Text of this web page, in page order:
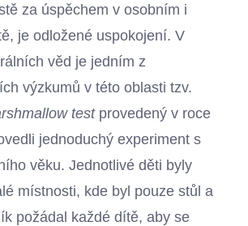
za úspěchem v osobním i
je odložené uspokojení. V
věd je jedním z
výzkumů v této oblasti tzv.
testprovedený v roce
jednoduchý experiment s
věku. Jednotlivé děti byly
místnosti, kde byl pouze stůl a
požádal každé dítě, aby se